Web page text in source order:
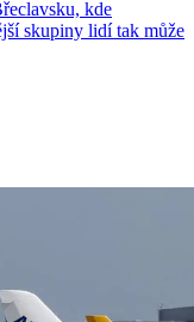
kde
skupiny lidí tak může